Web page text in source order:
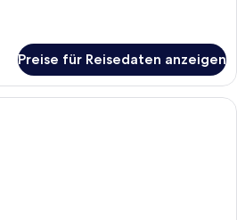
Preise für Reisedaten anzeigen
Ein Hotelzimmer mit zwei Betten,